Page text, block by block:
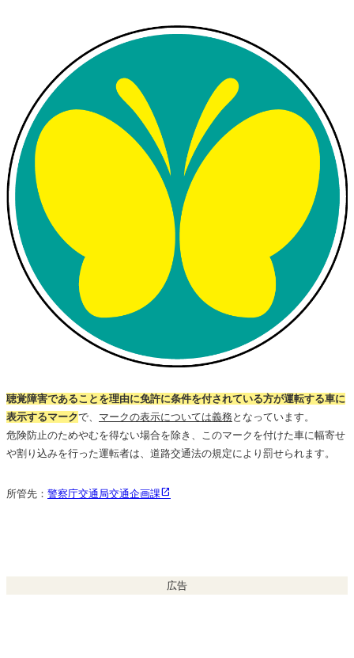
聴覚障害であることを理由に免許に条件を付されている方が運転する車に
表示するマークで、 マークの表示については義務となっています。
危険防止のためやむを得ない場合を除き、このマークを付けた車に幅寄せ
や割り込みを行った運転者は、道路交通法の規定により罰せられます。
所管先： 警察庁交通局交通企画課
広告